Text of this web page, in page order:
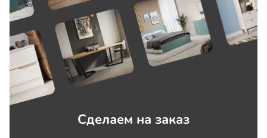
Сделаем на заказ